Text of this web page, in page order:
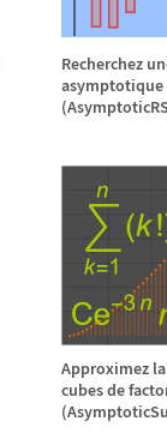
Recherchez
asymptotique
Approximez
cubes de